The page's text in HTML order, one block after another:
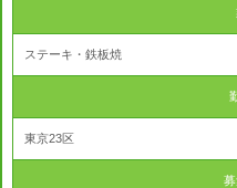
ステーキ・鉄板焼
東京23区